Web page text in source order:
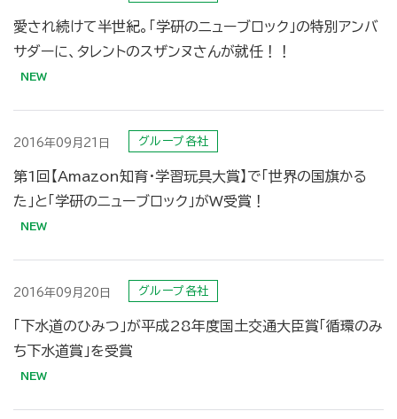
愛され続けて半世紀。「学研のニューブロック」の特別アンバ
サダーに、タレントのスザンヌさんが就任！！
2016年09月21日 グループ各社
第1回【Amazon知育・学習玩具大賞】で「世界の国旗かる
た」と「学研のニューブロック」がW受賞！
2016年09月20日 グループ各社
「下水道のひみつ」が平成28年度国土交通大臣賞「循環のみ
ち下水道賞」を受賞